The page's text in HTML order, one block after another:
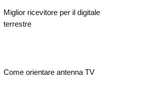
Miglior ricevitore per il digitale
terrestre
Come orientare antenna TV